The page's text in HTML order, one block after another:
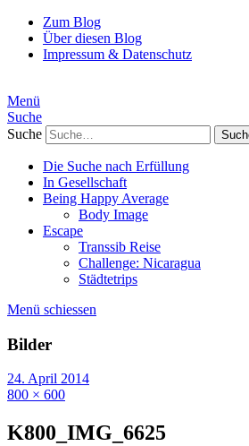
Zum Blog
Über diesen Blog
Impressum & Datenschutz
Menü
Suche
Suche
Die Suche nach Erfüllung
In Gesellschaft
Being Happy Average
Body Image
Escape
Transsib Reise
Challenge: Nicaragua
Städtetrips
Menü schiessen
Bilder
24. April 2014
800 × 600
K800_IMG_6625